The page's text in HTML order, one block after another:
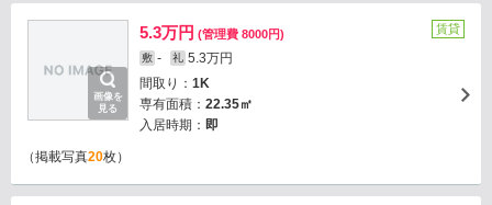
画像を
見る
5.3万円 (管理費 8000円)
敷 - 礼 5.3万円
間取り： 1K
専有面積： 22.35㎡
入居時期： 即
賃貸
（掲載写真20枚）